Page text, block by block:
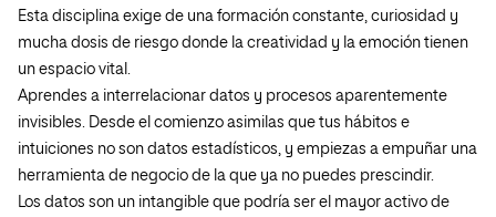
Esta disciplina exige de una formación constante, curiosidad y
mucha dosis de riesgo donde la creatividad y la emoción tienen
un espacio vital.
Aprendes a interrelacionar datos y procesos aparentemente
invisibles. Desde el comienzo asimilas que tus hábitos e
intuiciones no son datos estadísticos, y empiezas a empuñar una
herramienta de negocio de la que ya no puedes prescindir.
Los datos son un intangible que podría ser el mayor activo de